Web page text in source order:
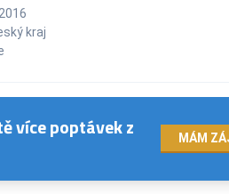
kraj
více poptávek z
MÁM